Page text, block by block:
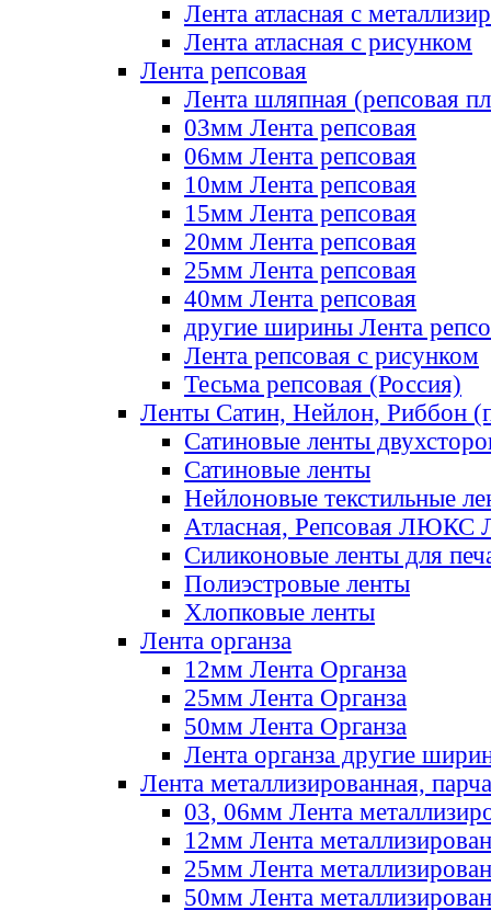
Лента атласная с
Лента атласная с рисунком
Лента репсовая
Лента шляпная (репсовая
03мм Лента репсовая
06мм Лента репсовая
10мм Лента репсовая
15мм Лента репсовая
20мм Лента репсовая
25мм Лента репсовая
40мм Лента репсовая
другие ширины Лента
Лента репсовая с рисунком
Тесьма репсовая (Россия)
Ленты Сатин, Нейлон, Риббон
Сатиновые ленты
Сатиновые ленты
Нейлоновые текстильные
Атласная, Репсовая ЛЮКС
Силиконовые ленты для
Полиэстровые ленты
Хлопковые ленты
Лента органза
12мм Лента Органза
25мм Лента Органза
50мм Лента Органза
Лента органза другие
Лента металлизированная, парча
03, 06мм Лента
12мм Лента
25мм Лента
50мм Лента